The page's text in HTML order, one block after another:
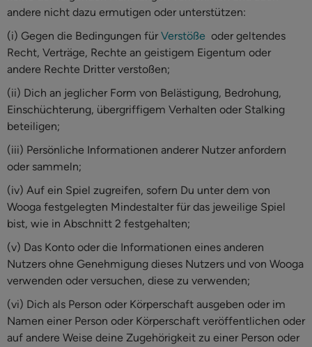
andere nicht dazu ermutigen oder unterstützen:
(i) Gegen die Bedingungen fürVerstöße oder geltendes
Recht, Verträge, Rechte an geistigem Eigentum oder
andere Rechte Dritter verstoßen;
(ii) Dich an jeglicher Form von Belästigung, Bedrohung,
Einschüchterung, übergriffigem Verhalten oder Stalking
beteiligen;
(iii) Persönliche Informationen anderer Nutzer anfordern
oder sammeln;
(iv) Auf ein Spiel zugreifen, sofern Du unter dem von
Wooga festgelegten Mindestalter für das jeweilige Spiel
bist, wie in Abschnitt 2 festgehalten;
(v) Das Konto oder die Informationen eines anderen
Nutzers ohne Genehmigung dieses Nutzers und von Wooga
verwenden oder versuchen, diese zu verwenden;
(vi) Dich als Person oder Körperschaft ausgeben oder im
Namen einer Person oder Körperschaft veröffentlichen oder
auf andere Weise deine Zugehörigkeit zu einer Person oder